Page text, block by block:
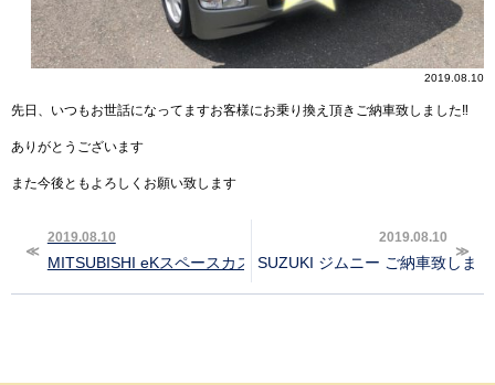
2019.08.10
先日、いつもお世話になってますお客様にお乗り換え頂きご納車致しました‼︎
ありがとうございます
また今後ともよろしくお願い致します
2019.08.10
MITSUBISHI eKスペースカスタム ご納車致しました‼︎
2019.08.10
SUZUKI ジムニー ご納車致しまし